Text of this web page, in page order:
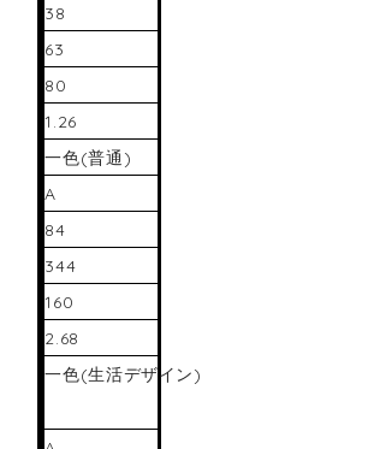
38
63
80
1.26
一色(普通)
A
84
344
160
2.68
一色(生活デザイン)